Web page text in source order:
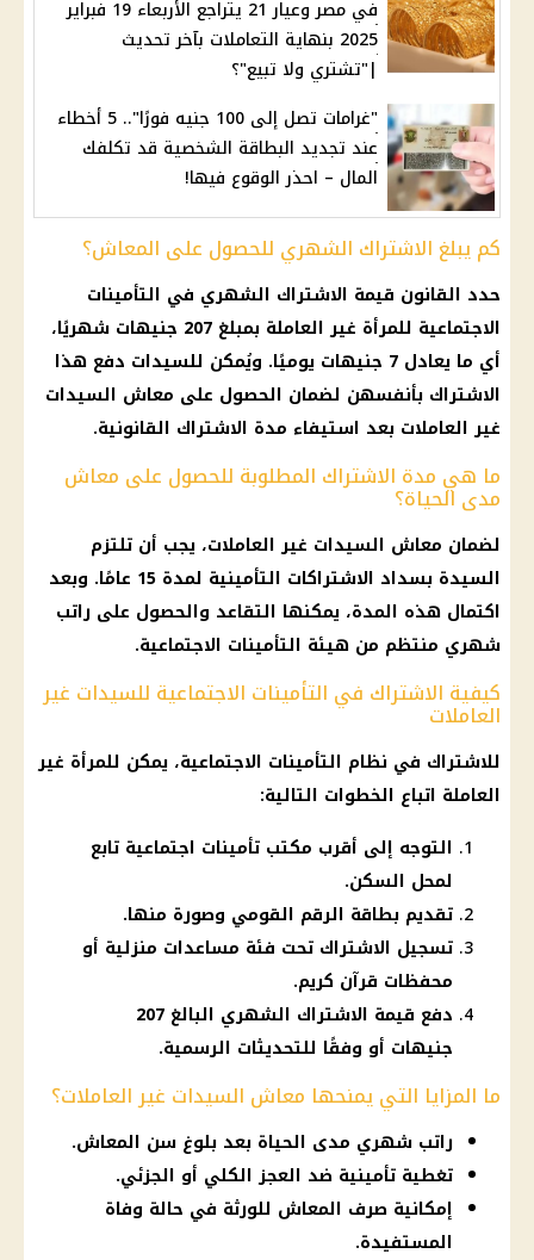
في مصر وعيار 21 يتراجع الأربعاء 19 فبراير
2025 بنهاية التعاملات بآخر تحديث
|"تشتري ولا تبيع"؟
"غرامات تصل إلى 100 جنيه فورًا".. 5 أخطاء
عند تجديد البطاقة الشخصية قد تكلفك
المال – احذر الوقوع فيها!
كم يبلغ الاشتراك الشهري للحصول على المعاش؟
حدد القانون قيمة الاشتراك الشهري في التأمينات
الاجتماعية
للمرأة غير العاملة بمبلغ 207 جنيهات شهريًا،
أي ما يعادل 7 جنيهات يوميًا. ويُمكن للسيدات دفع هذا
الاشتراك بأنفسهن لضمان الحصول على معاش السيدات
غير العاملات بعد استيفاء مدة الاشتراك القانونية.
ما هي مدة الاشتراك المطلوبة للحصول على معاش
مدى الحياة؟
لضمان معاش السيدات غير العاملات، يجب أن تلتزم
السيدة بسداد الاشتراكات التأمينية لمدة 15 عامًا. وبعد
اكتمال هذه المدة، يمكنها التقاعد والحصول على راتب
شهري منتظم من هيئة التأمينات الاجتماعية.
كيفية الاشتراك في التأمينات الاجتماعية للسيدات غير
العاملات
للاشتراك في نظام التأمينات الاجتماعية، يمكن للمرأة غير
العاملة اتباع الخطوات التالية:
التوجه إلى أقرب مكتب تأمينات اجتماعية تابع
لمحل السكن.
تقديم بطاقة الرقم القومي وصورة منها.
تسجيل الاشتراك تحت فئة مساعدات منزلية أو
محفظات قرآن كريم.
دفع قيمة الاشتراك الشهري البالغ 207
جنيهات أو وفقًا للتحديثات الرسمية.
ما المزايا التي يمنحها معاش السيدات غير العاملات؟
راتب شهري مدى الحياة بعد بلوغ سن المعاش.
تغطية تأمينية ضد العجز الكلي أو الجزئي.
إمكانية صرف المعاش للورثة في حالة وفاة
المستفيدة.